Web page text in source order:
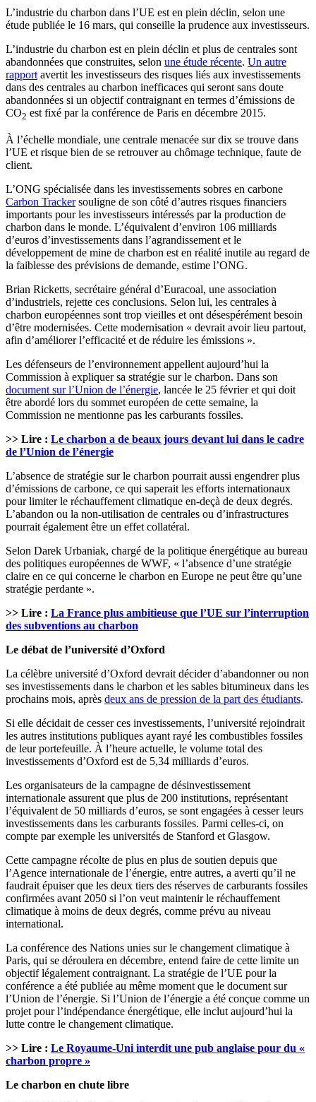
L’industrie du charbon dans l’UE est en plein déclin, selon une
étude publiée le 16 mars, qui conseille la prudence aux investisseurs.
L’industrie du charbon est en plein déclin et plus de centrales sont
abandonnées que construites, selon une étude récente. Un autre
rapport avertit les investisseurs des risques liés aux investissements
dans des centrales au charbon inefficaces qui seront sans doute
abandonnées si un objectif contraignant en termes d’émissions de
CO2 est fixé par la conférence de Paris en décembre 2015.
À l’échelle mondiale, une centrale menacée sur dix se trouve dans
l’UE et risque bien de se retrouver au chômage technique, faute de
client.
L’ONG spécialisée dans les investissements sobres en carbone
Carbon Trackersouligne de son côté d’autres risques financiers
importants pour les investisseurs intéressés par la production de
charbon dans le monde. L’équivalent d’environ 106 milliards
d’euros d’investissements dans l’agrandissement et le
développement de mine de charbon est en réalité inutile au regard de
la faiblesse des prévisions de demande, estime l’ONG.
Brian Ricketts, secrétaire général d’Euracoal, une association
d’industriels, rejette ces conclusions. Selon lui, les centrales à
charbon européennes sont trop vieilles et ont désespérément besoin
d’être modernisées. Cette modernisation « devrait avoir lieu partout,
afin d’améliorer l’efficacité et de réduire les émissions ».
Les défenseurs de l’environnement appellent aujourd’hui la
Commission à expliquer sa stratégie sur le charbon. Dans son
document sur l’Union de l’énergie, lancée le 25 février et qui doit
être abordé lors du sommet européen de cette semaine, la
Commission ne mentionne pas les carburants fossiles.
>> Lire : Le charbon a de beaux jours devant lui dans le cadre
de l’Union de l’énergie
L’absence de stratégie sur le charbon pourrait aussi engendrer plus
d’émissions de carbone, ce qui saperait les efforts internationaux
pour limiter le réchauffement climatique en-deçà de deux degrés.
L’abandon ou la non-utilisation de centrales ou d’infrastructures
pourrait également être un effet collatéral.
Selon Darek Urbaniak, chargé de la politique énergétique au bureau
des politiques européennes de WWF, « l’absence d’une stratégie
claire en ce qui concerne le charbon en Europe ne peut être qu’une
stratégie perdante ».
>> Lire : La France plus ambitieuse que l’UE sur l’interruption
des subventions au charbon
Le débat de l’université d’Oxford
La célèbre université d’Oxford devrait décider d’abandonner ou non
ses investissements dans le charbon et les sables bitumineux dans les
prochains mois, après deux ans de pression de la part des étudiants.
Si elle décidait de cesser ces investissements, l’université rejoindrait
les autres institutions publiques ayant rayé les combustibles fossiles
de leur portefeuille. À l’heure actuelle, le volume total des
investissements d’Oxford est de 5,34 milliards d’euros.
Les organisateurs de la campagne de désinvestissement
internationale assurent que plus de 200 institutions, représentant
l’équivalent de 50 milliards d’euros, se sont engagées à cesser leurs
investissements dans les carburants fossiles. Parmi celles-ci, on
compte par exemple les universités de Stanford et Glasgow.
Cette campagne récolte de plus en plus de soutien depuis que
l’Agence internationale de l’énergie, entre autres, a averti qu’il ne
faudrait épuiser que les deux tiers des réserves de carburants fossiles
confirmées avant 2050 si l’on veut maintenir le réchauffement
climatique à moins de deux degrés, comme prévu au niveau
international.
La conférence des Nations unies sur le changement climatique à
Paris, qui se déroulera en décembre, entend faire de cette limite un
objectif légalement contraignant. La stratégie de l’UE pour la
conférence a été publiée au même moment que le document sur
l’Union de l’énergie. Si l’Union de l’énergie a été conçue comme un
projet pour l’indépendance énergétique, elle inclut aujourd’hui la
lutte contre le changement climatique.
>> Lire : Le Royaume-Uni interdit une pub anglaise pour du «
charbon propre »
Le charbon en chute libre